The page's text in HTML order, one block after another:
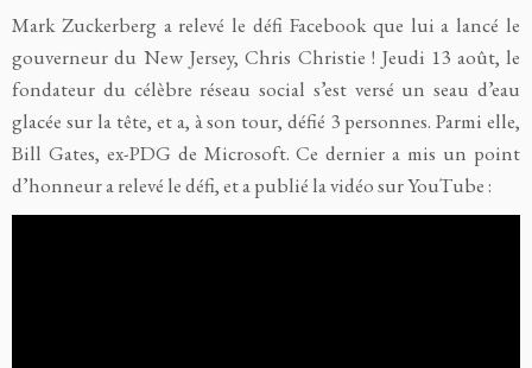
Mark Zuckerberg a relevé le défi Facebook que lui a lancé le
gouverneur du New Jersey, Chris Christie ! Jeudi 13 août, le
fondateur du célèbre réseau social s’est versé un seau d’eau
glacée sur la tête, et a, à son tour, défié 3 personnes. Parmi elle,
Bill Gates, ex-PDG de Microsoft. Ce dernier a mis un point
d’honneur a relevé le défi, et a publié la vidéo sur YouTube :